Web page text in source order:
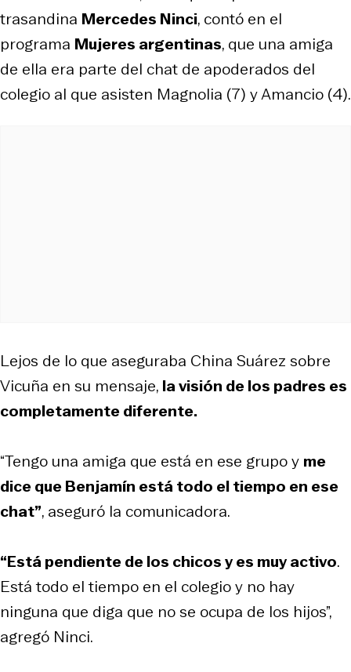
trasandina Mercedes Ninci, contó en el
programa Mujeres argentinas, que una amiga
de ella era parte del chat de apoderados del
colegio al que asisten Magnolia (7) y Amancio (4).
Lejos de lo que aseguraba China Suárez sobre
Vicuña en su mensaje, la visión de los padres es
completamente diferente.
“Tengo una amiga que está en ese grupo y me
dice que Benjamín está todo el tiempo en ese
chat”, aseguró la comunicadora.
“Está pendiente de los chicos y es muy activo.
Está todo el tiempo en el colegio y no hay
ninguna que diga que no se ocupa de los hijos”,
agregó Ninci.